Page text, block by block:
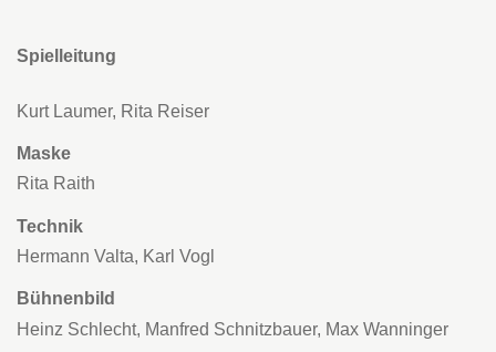
Spielleitung
Kurt Laumer, Rita Reiser
Maske
Rita Raith
Technik
Hermann Valta, Karl Vogl
Bühnenbild
Heinz Schlecht, Manfred Schnitzbauer, Max Wanninger